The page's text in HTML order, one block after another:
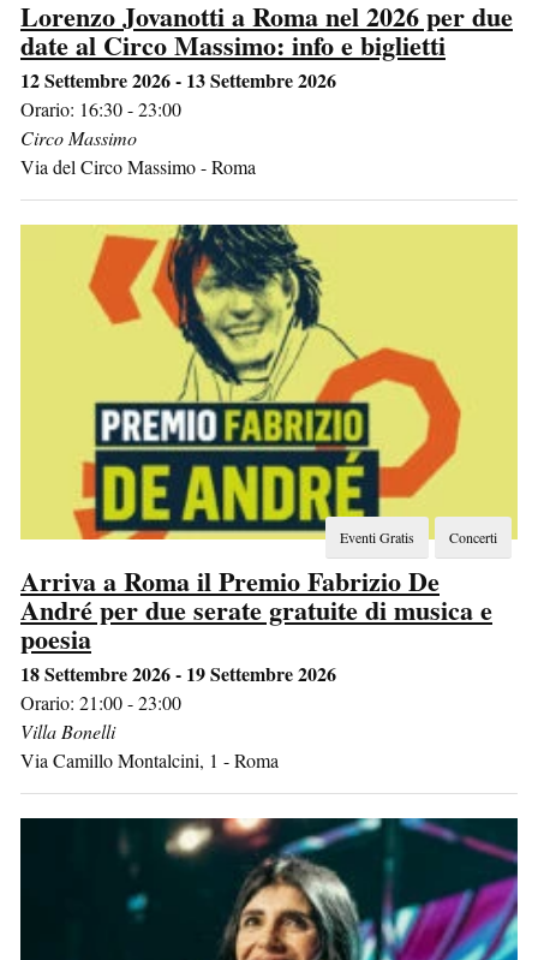
Lorenzo Jovanotti a Roma nel 2026 per due
date al Circo Massimo: info e biglietti
12 Settembre 2026 - 13 Settembre 2026
Orario: 16:30 - 23:00
Circo Massimo
Via del Circo Massimo-Roma
Concerti
Eventi Gratis
Arriva a Roma il Premio Fabrizio De
André per due serate gratuite di musica e
poesia
18 Settembre 2026 - 19 Settembre 2026
Orario: 21:00 - 23:00
Villa Bonelli
Via Camillo Montalcini, 1 -Roma